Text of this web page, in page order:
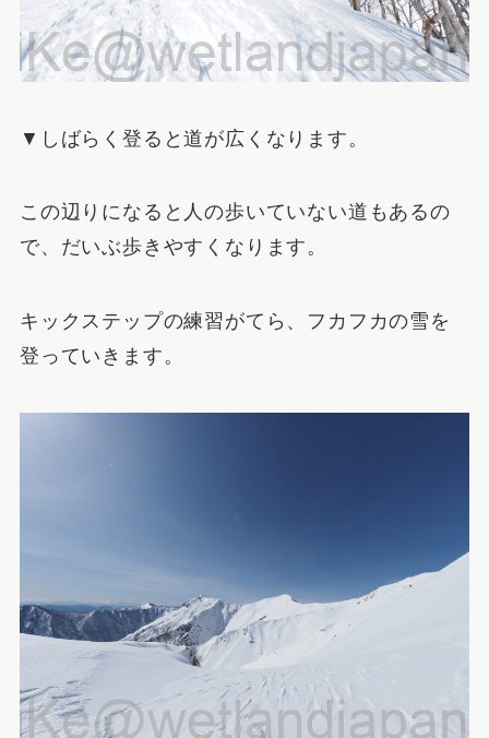
▼しばらく登ると道が広くなります。
この辺りになると人の歩いていない道もあるの
で、だいぶ歩きやすくなります。
キックステップの練習がてら、フカフカの雪を
登っていきます。